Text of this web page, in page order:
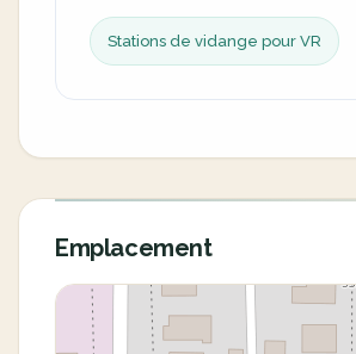
Stations de vidange pour VR
Emplacement